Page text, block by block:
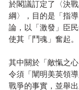
於閣議訂定了〈決
綱〉，目的是「指
論，以「激發」臣
使其「鬥魂」奮起。
其中關於「敵愾之
令須「闡明美英領
戰爭的事實，並舉